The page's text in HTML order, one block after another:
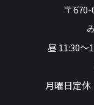
〒
昼 11:30～
月曜日定